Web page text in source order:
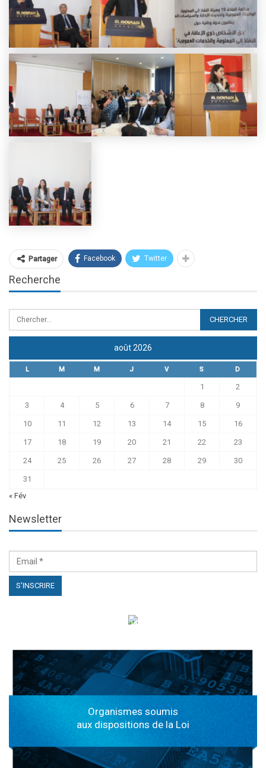
Partager Facebook Twitter
Recherche
août 2026
L M M J V S D
1 2
3 4 5 6 7 8 9
10 11 12 13 14 15 16
17 18 19 20 21 22 23
24 25 26 27 28 29 30
31
« Fév
Newsletter
الهياكل الخاضعة لقانون النفاذ إلى المعلومة
Organismes soumis
aux dispositions de la Loi